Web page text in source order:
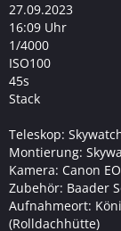
27.09.2023
16:09 Uhr
1/4000
ISO100
45s
Stack
Teleskop:
Montierung:
Kamera: Canon
Zubehör: Baader
Aufnahmeort:
(Rolldachhütte)